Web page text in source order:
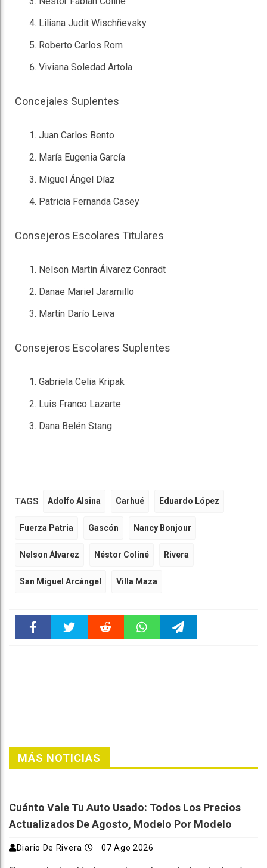
Liliana Judit Wischñevsky
Roberto Carlos Rom
Viviana Soledad Artola
Concejales Suplentes
Juan Carlos Bento
María Eugenia García
Miguel Ángel Díaz
Patricia Fernanda Casey
Consejeros Escolares Titulares
Nelson Martín Álvarez Conradt
Danae Mariel Jaramillo
Martín Darío Leiva
Consejeros Escolares Suplentes
Gabriela Celia Kripak
Luis Franco Lazarte
Dana Belén Stang
TAGS Adolfo Alsina Carhué Eduardo López
Fuerza Patria Gascón Nancy Bonjour
Nelson Álvarez Néstor Coliné Rivera
San Miguel Arcángel Villa Maza
MÁS NOTICIAS
Cuánto Vale Tu Auto Usado: Todos Los Precios
Actualizados De Agosto, Modelo Por Modelo
Diario De Rivera 07 Ago 2026